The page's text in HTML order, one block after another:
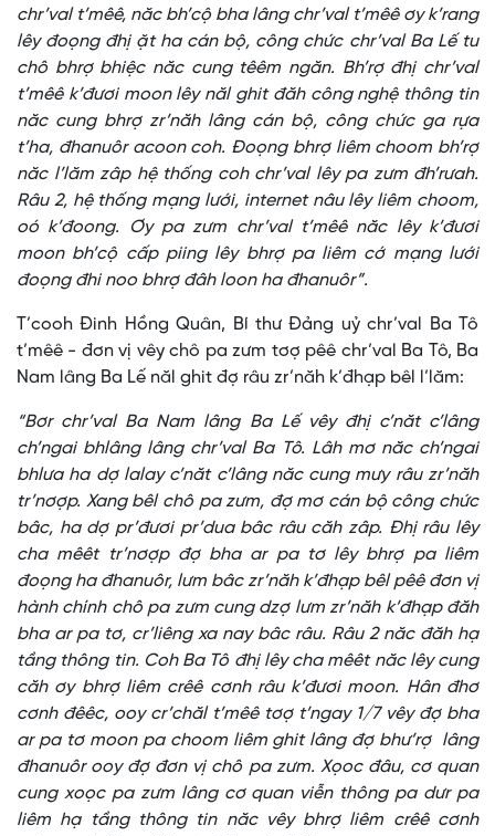
chr’val t’mêê, năc bh’cộ bha lâng chr’val t’mêê ơy k’rang
lêy đoọng đhị ặt ha cán bộ, công chức chr’val Ba Lế tu
chô bhrợ bhiệc năc cung têêm ngăn. Bh’rợ đhị chr’val
t’mêê k’đươi moon lêy năl ghit đăh công nghệ thông tin
năc cung bhrợ zr’năh lâng cán bộ, công chức ga rựa
t’ha, đhanuôr acoon coh. Đoọng bhrợ liêm choom bh’rợ
năc l’lăm zâp hệ thống coh chr’val lêy pa zưm đh’rưah.
Râu 2, hệ thống mạng lưới, internet nâu lêy liêm choom,
oó k’đoong. Ơy pa zưm chr’val t’mêê năc lêy k’đươi
moon bh’cộ cấp piing lêy bhrợ pa liêm cớ mạng lưới
đoọng đhi noo bhrợ đâh loon ha đhanuôr”.
T’cooh Đinh Hồng Quân, Bí thư Đảng uỷ chr’val Ba Tô
t’mêê - đơn vị vêy chô pa zưm tơợ pêê chr’val Ba Tô, Ba
Nam lâng Ba Lế năl ghit đợ râu zr’năh k’đhạp bêl l’lăm:
“Bơr chr’val Ba Nam lâng Ba Lế vêy đhị c’năt c’lâng
ch’ngai bhlâng lâng chr’val Ba Tô. Lâh mơ năc ch’ngai
bhlưa ha dợ lalay c’năt c’lâng năc cung mưy râu zr’năh
tr’nơợp. Xang bêl chô pa zưm, đợ mơ cán bộ công chức
bâc, ha dợ pr’đươi pr’dua bâc râu căh zâp. Đhị râu lêy
cha mêêt tr’nơợp đợ bha ar pa tơ lêy bhrợ pa liêm
đoọng ha đhanuôr, lưm bâc zr’năh k’đhạp bêl pêê đơn vị
hành chính chô pa zưm cung dzợ lưm zr’năh k’đhạp đăh
bha ar pa tơ, cr’liêng xa nay bâc râu. Râu 2 năc đăh hạ
tầng thông tin. Coh Ba Tô đhị lêy cha mêêt năc lêy cung
căh ơy bhrợ liêm crêê cơnh râu k’đươi moon. Hân đhơ
cơnh đêêc, ooy cr’chăl t’mêê tơợ t’ngay 1/7 vêy đợ bha
ar pa tơ moon pa choom liêm ghit lâng đợ bhư’rợ lâng
đhanuôr ooy đợ đơn vị chô pa zưm. Xọoc đâu, cơ quan
cung xoọc pa zưm lâng cơ quan viễn thông pa dưr pa
liêm hạ tầng thông tin năc vêy bhrợ liêm crêê cơnh